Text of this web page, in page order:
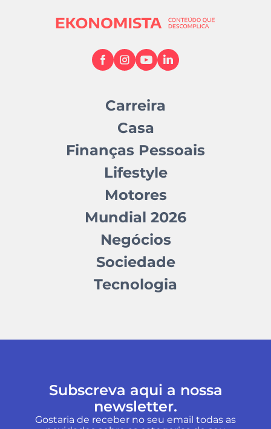
Carreira
Casa
Finanças Pessoais
Lifestyle
Motores
Mundial 2026
Negócios
Sociedade
Tecnologia
Subscreva aqui a nossa
newsletter.
Gostaria de receber no seu email todas as